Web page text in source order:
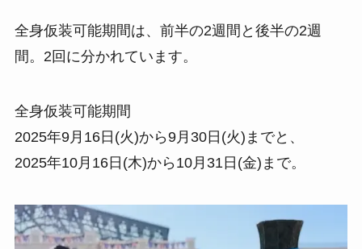
全身仮装可能期間は、前半の2週間と後半の2週
間。2回に分かれています。
全身仮装可能期間
2025年9月16日(火)から9月30日(火)までと、
2025年10月16日(木)から10月31日(金)まで。